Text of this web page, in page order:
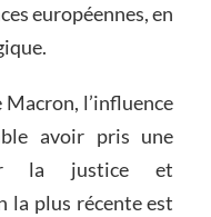
européennes, en
Macron, l’influence
avoir pris une
la justice et
la plus récente est